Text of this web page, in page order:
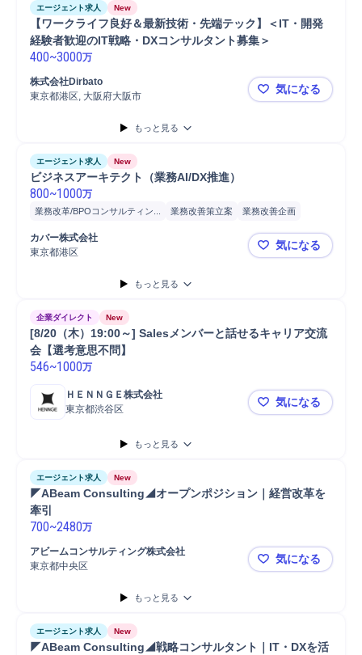
エージェント求人 New
【ワークライフ良好＆最新技術・先端テック】＜IT・開発
経験者歓迎のIT戦略・DXコンサルタント募集＞
400~3000万
株式会社Dirbato
東京都港区, 大阪府大阪市
【ワークラ
気になる
もっと見る
エージェント求人 New
ビジネスアーキテクト（業務AI/DX推進）
800~1000万
業務改革/BPOコンサルティン... 業務改善策立案
業務改善企画
業務改善提案
カバー株式会社
東京都港区
ビジネスア
気になる
もっと見る
企業ダイレクト New
[8/20（木）19:00～] Salesメンバーと話せるキャリア交流
会【選考意思不問】
546~1000万
ＨＥＮＮＧＥ株式会社
東京都渋谷区
[8/20（木）
気になる
もっと見る
エージェント求人 New
◤ABeam Consulting◢オープンポジション｜経営改革を
牽引
700~2480万
アビームコンサルティング株式会社
東京都中央区
◤ABeam
気になる
もっと見る
エージェント求人 New
◤ABeam Consulting◢戦略コンサルタント｜IT・DXを活